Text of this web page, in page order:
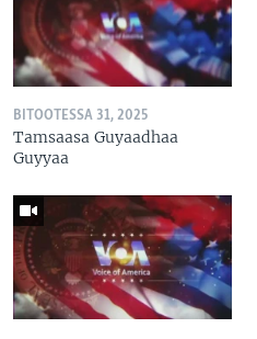
BITOOTESSA 31, 2025
Tamsaasa Guyaadhaa
Guyyaa